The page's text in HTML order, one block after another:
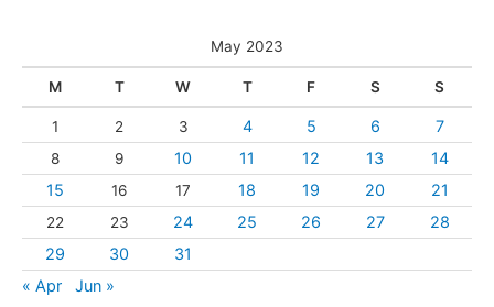
May 2023
M T W T F S S
1 2 3 4 5 6 7
8 9 10 11 12 13
14
15
16 17 18 19 20 21
22 23 24 25 26 27
28
29
30
31
« Apr
Jun »